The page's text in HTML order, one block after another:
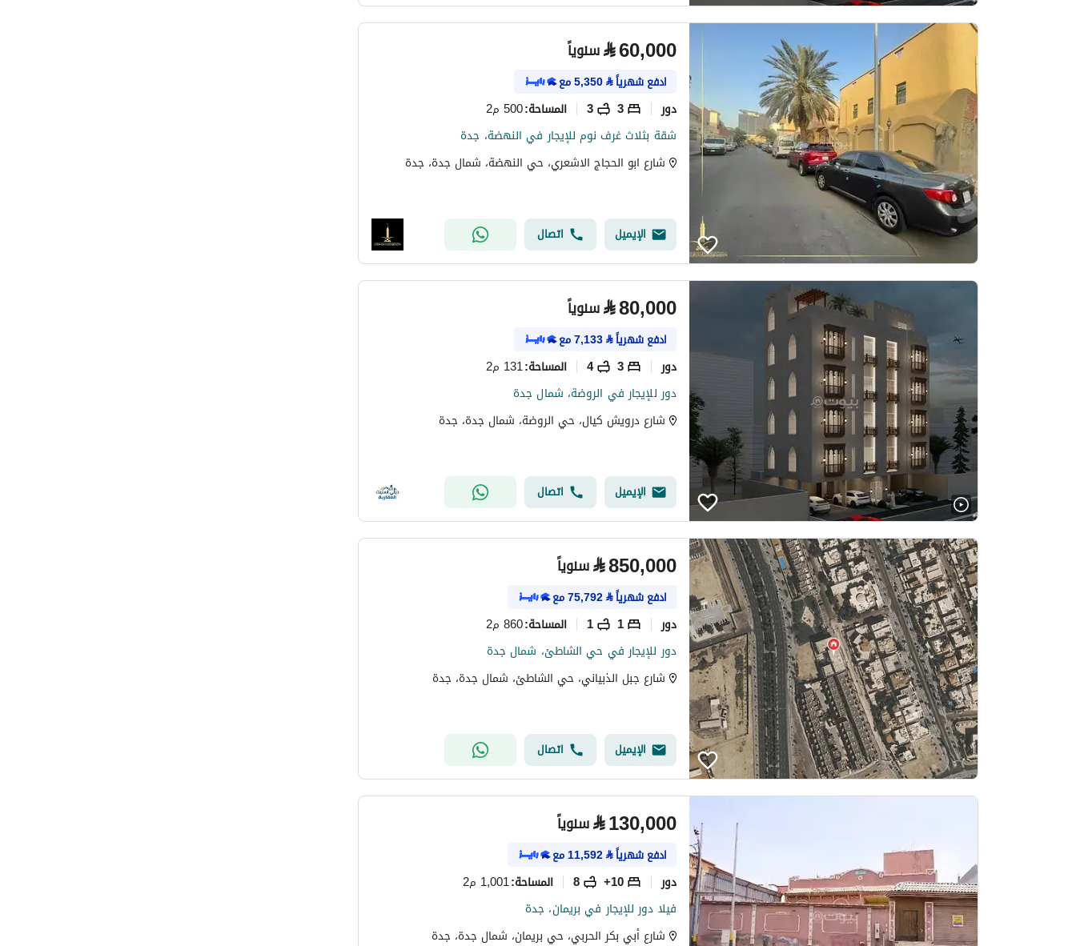
⃁60,000 سنوياً
ادفع شهرياً⃁
5,350مع
دور 3
3 المساحة:500 م2
شقة بثلاث غرف نوم للإيجار في النهضة، جدة
شارع ابو الحجاج الاشعري، حي النهضة، شمال جدة، جدة
الإيميل اتصال
⃁80,000 سنوياً
ادفع شهرياً⃁
7,133مع
دور 3
4 المساحة:131 م2
دور للإيجار في الروضة، شمال جدة
شارع درويش كيال، حي الروضة، شمال جدة، جدة
الإيميل اتصال
⃁850,000 سنوياً
ادفع شهرياً⃁
75,792مع
دور 1
1 المساحة:860 م2
دور للإيجار في حي الشاطئ، شمال جدة
شارع جبل الذبياني، حي الشاطئ، شمال جدة، جدة
الإيميل اتصال
⃁130,000 سنوياً
ادفع شهرياً⃁
11,592مع
دور 10+
8 المساحة:1,001 م2
فيلا دور للإيجار في بريمان، جدة
شارع أبي بكر الحربي، حي بريمان، شمال جدة، جدة